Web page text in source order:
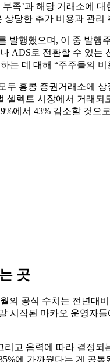
족’과 해당 거래소에
당한 추가 비용과 관리
발행했으며, 이 중 발
ADS로 전환할 수 있
는 데 대해 “주주들의
홍콩 증권거래소에
셀렉트 시장에서 거래
에서 43% 감소할 것으
곳
의 공식 수치는 전년대
시작된 마카오 운영자
고 음력에 따라 결정
에 가까웠다는 게